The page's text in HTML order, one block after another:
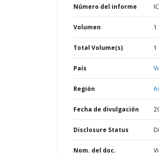
Número del informe
Volumen 1
Total Volume(s) 1
País
Región
Fecha de divulgación
Disclosure Status
Nom. del doc.